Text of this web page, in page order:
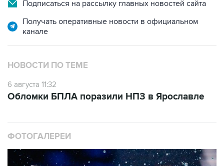
Подписаться на рассылку главных новостей сайта
Получать оперативные новости в официальном
канале
НОВОСТИ ПО ТЕМЕ
6 августа 11:32
Обломки БПЛА поразили НПЗ в Ярославле
ФОТОГАЛЕРЕИ